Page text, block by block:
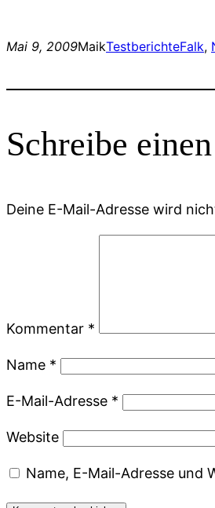
Mai 9, 2009MaikTestberichteFalk,
Schreibe
Deine E-Mail-Adresse wird
Kommentar *
Name *
E-Mail-Adresse *
Website
Name, E-Mail-Adresse und